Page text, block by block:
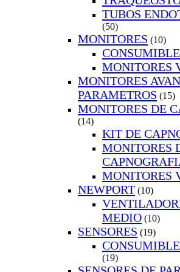
TUBOS
(50)
MONITORES (10)
MONITORES
MONITORES
PARAMETROS (15)
MONITORES DE
(14)
KIT DE
MONITORES
MONITORES
NEWPORT (10)
MEDIO (10)
SENSORES (19)
(19)